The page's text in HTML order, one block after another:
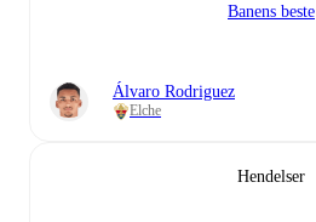
Banens beste
Álvaro Rodriguez
Elche
Hendelser